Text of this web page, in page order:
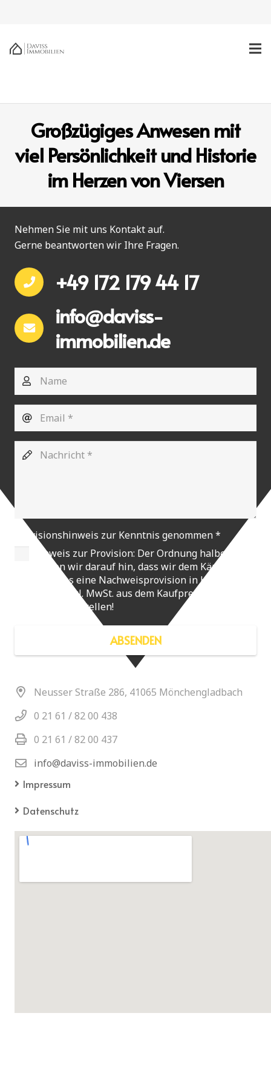
Großzügiges Anwesen mit
viel Persönlichkeit und Historie
im Herzen von Viersen
Nehmen Sie mit uns Kontakt auf.
Gerne beantworten wir Ihre Fragen.
+49 172 179 44 17
info@daviss-
immobilien.de
Provisionshinweis zur Kenntnis genommen*
Hinweis zur Provision: Der Ordnung halber
weisen wir darauf hin, dass wir dem Käufer des
Objektes eine Nachweisprovision in Höhe von
3,48 % inkl. MwSt. aus dem Kaufpreis in
Rechnung stellen!
ABSENDEN
Neusser Straße 286, 41065 Mönchengladbach
0 21 61 / 82 00 438
0 21 61 / 82 00 437
info@daviss-immobilien.de
Impressum
Datenschutz